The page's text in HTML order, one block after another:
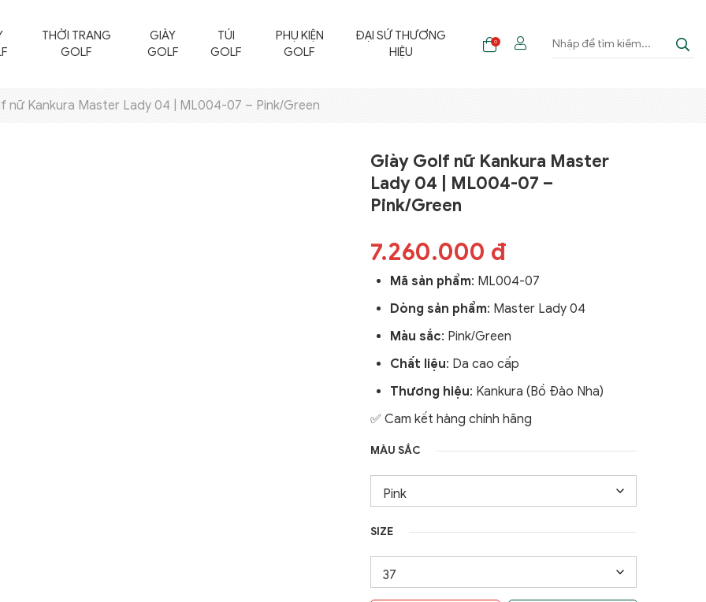
THỜI TRANG
GOLF
GIÀY
GOLF
TÚI
GOLF
PHỤ KIỆN
GOLF
ĐẠI SỨ THƯƠNG
HIỆU
0
nữ Kankura Master Lady 04 | ML004-07 – Pink/Green
Giày Golf nữ Kankura Master
Lady 04 | ML004-07 –
Pink/Green
7.260.000 đ
Mã sản phẩm: ML004-07
Dòng sản phẩm: Master Lady 04
Màu sắc: Pink/Green
Chất liệu: Da cao cấp
Thương hiệu: Kankura (Bồ Đào Nha)
✅ Cam kết hàng chính hãng
MÀU SẮC
SIZE